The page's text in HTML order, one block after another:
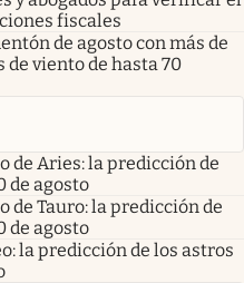
fiscales
de agosto con más de
de viento de hasta 70
de Aries: la predicción de
de agosto
de Tauro: la predicción de
de agosto
la predicción de los astros